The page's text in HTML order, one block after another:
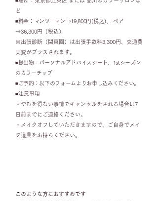
ど
◾️料金：マンツーマン→19,800円(税込)、 ペア
→36,300円（税込）
※出張診断（関東圏）は出張手数料3,300円、交通費
実費がプラスされます。
◾️提出物：パーソナルアドバイスシート、1stシーズン
のカラーチップ
◾️ご予約： 以下のフォームよりお申し込みください。
​◾️注意事項
・やむを得ない事情でキャンセルをされる場合は7
日前までにご連絡ください。
・メイクオフしていただきますので、ご自身でメイ
ク道具をお持ちください。
​ このような方におすすめです